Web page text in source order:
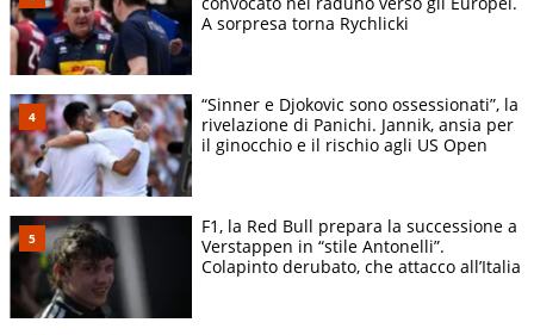
A sorpresa torna Rychlicki
“Sinner e Djokovic sono ossessionati”, la
rivelazione di Panichi. Jannik, ansia per
il ginocchio e il rischio agli US Open
F1, la Red Bull prepara la successione a
Verstappen in “stile Antonelli”.
Colapinto derubato, che attacco all’Italia